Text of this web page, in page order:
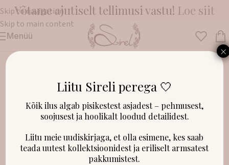
Skip to navigation
Skip to main content
Võtame ajutiselt tellimusi vastu! Loe siit
Menüü
Esileht/Riided Kleidid, püksid ja dressipluusid
LAOST OTSAS!
Liitu Sireli perega 🤍
Kõik ilus algab pisikestest asjadest – pehmusest,
soojusest ja hoolikalt loodud detailidest.
Liitu meie uudiskirjaga, et olla esimene, kes saab
teada uutest kollektsioonidest ja eriliselt armsatest
pakkumistest.
×